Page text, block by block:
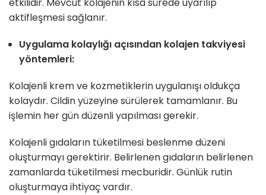
etkilidir. Mevcut kolajenin kısa sürede uyarılıp
aktifleşmesi sağlanır.
Uygulama kolaylığı açısından kolajen takviyesi
yöntemleri:
Kolajenli krem ve kozmetiklerin uygulanışı oldukça
kolaydır. Cildin yüzeyine sürülerek tamamlanır. Bu
işlemin her gün düzenli yapılması gerekir.
Kolajenli gıdaların tüketilmesi beslenme düzeni
oluşturmayı gerektirir. Belirlenen gıdaların belirlenen
zamanlarda tüketilmesi mecburidir. Günlük rutin
oluşturmaya ihtiyaç vardır.